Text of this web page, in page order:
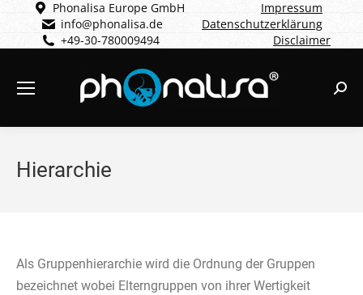
Phonalisa Europe GmbH
info@phonalisa.de
+49-30-780009494
Impressum
Datenschutzerklärung
Disclaimer
Hierarchie
Als Gruppenhierarchie wird die Ordnung der Gruppen
bezeichnet wobei Elterngruppen von ihrer Wertigkeit